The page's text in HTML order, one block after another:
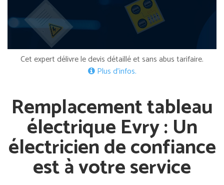
Cet expert délivre le devis détaillé et sans abus tarifaire.
Plus d’infos.
Remplacement tableau
électrique Evry : Un
électricien de confiance
est à votre service